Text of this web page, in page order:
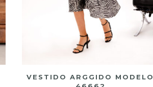
VESTIDO ARGGIDO MODELO